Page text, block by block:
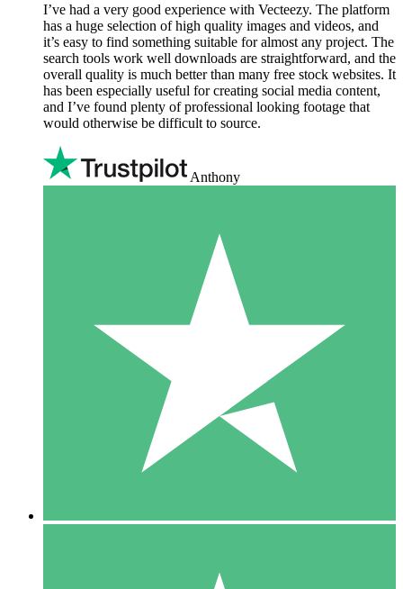
I’ve had a very good experience with Vecteezy. The platform
has a huge selection of high quality images and videos, and
it’s easy to find something suitable for almost any project. The
search tools work well downloads are straightforward, and the
overall quality is much better than many free stock websites. It
has been especially useful for creating social media content,
and I’ve found plenty of professional looking footage that
would otherwise be difficult to source.
Anthony